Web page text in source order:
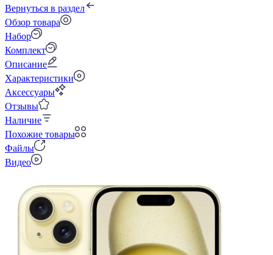
Вернуться в раздел
Обзор товара
Набор
Комплект
Описание
Характеристики
Аксессуары
Отзывы
Наличие
Похожие товары
Файлы
Видео